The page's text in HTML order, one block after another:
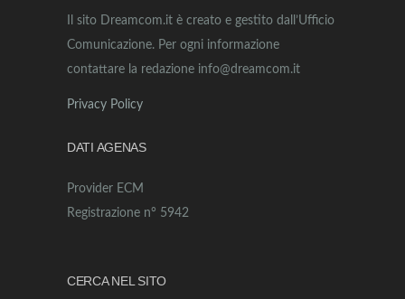
Il sito Dreamcom.it è creato e gestito dall’Ufficio
Comunicazione. Per ogni informazione
contattare la redazione info@dreamcom.it
Privacy Policy
DATI AGENAS
Provider ECM
Registrazione n° 5942
CERCA NEL SITO